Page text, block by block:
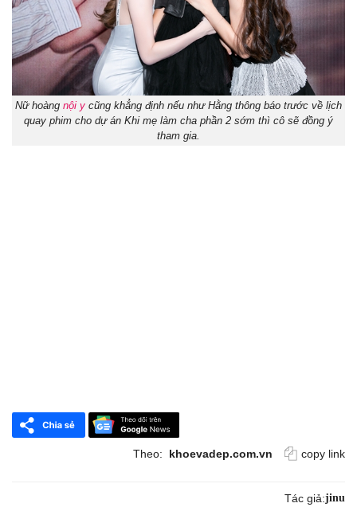
Nữ hoàng nội y cũng khẳng định nếu như Hằng thông báo trước về lịch
quay phim cho dự án Khi mẹ làm cha phần 2 sớm thì cô sẽ đồng ý
tham gia.
Theo: khoevadep.com.vn copy link
Tác giả:jinu